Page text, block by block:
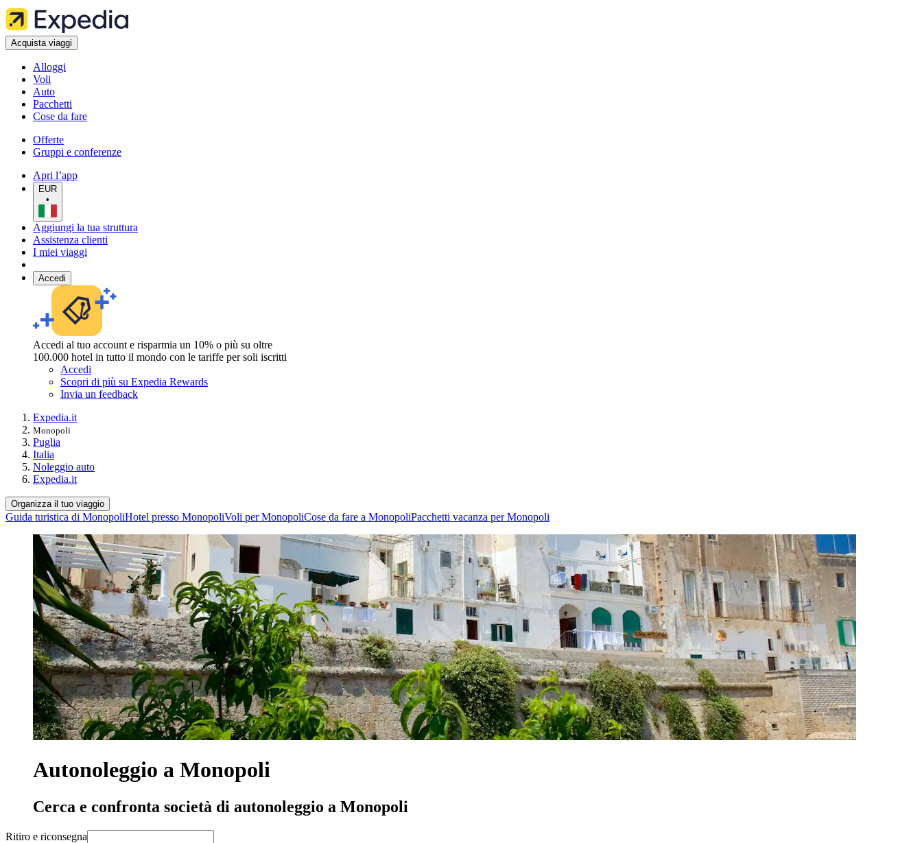
Acquista viaggi
Alloggi
Voli
Auto
Pacchetti
Cose da fare
Offerte
Gruppi e conferenze
Apri l’app
EUR
•
Aggiungi la tua struttura
Assistenza clienti
I miei viaggi
Accedi
Accedi al tuo account e risparmia un 10% o più su oltre
100.000 hotel in tutto il mondo con le tariffe per soli iscritti
Accedi
Scopri di più su Expedia Rewards
Invia un feedback
Expedia.it
Monopoli
Puglia
Italia
Noleggio auto
Expedia.it
Organizza il tuo viaggio
Guida turistica di MonopoliHotel presso MonopoliVoli per MonopoliCose da fare a MonopoliPacchetti vacanza per Monopoli
Autonoleggio a Monopoli
Cerca e confronta società di autonoleggio a Monopoli
Ritiro e riconsegna